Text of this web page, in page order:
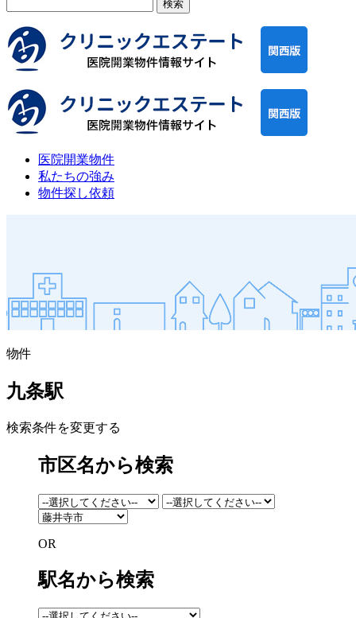
医院開業物件
私たちの強み
物件探し依頼
物件
九条駅
検索条件を変更する
市区名から検索
OR
駅名から検索